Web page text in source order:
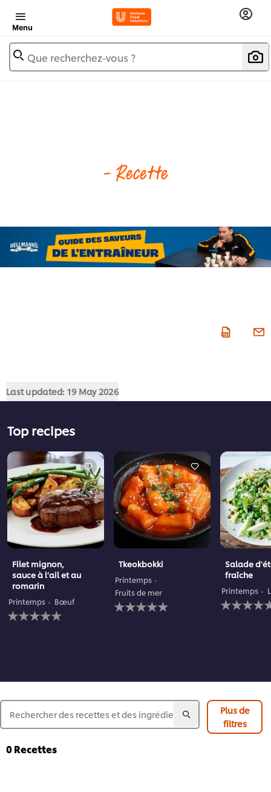
Menu
Que recherchez-vous ?
- Recette
Last updated: 19 May 2026
Top recipes
Filet mignon,
sauce à l’ail et au
romarin
Printemps Bœuf
Aucune
évaluation
Tkeokbokki
Printemps
Fruits de mer
Aucune
évaluation
Salade
fraîche
Printemps
Aucune
évaluation
Plus de
filtres
0Recettes